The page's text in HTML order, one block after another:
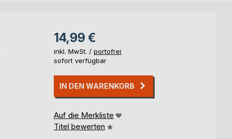
14,99 €
inkl. MwSt. / portofrei
sofort verfügbar
IN DEN WARENKORB
Auf die Merkliste
Titel bewerten